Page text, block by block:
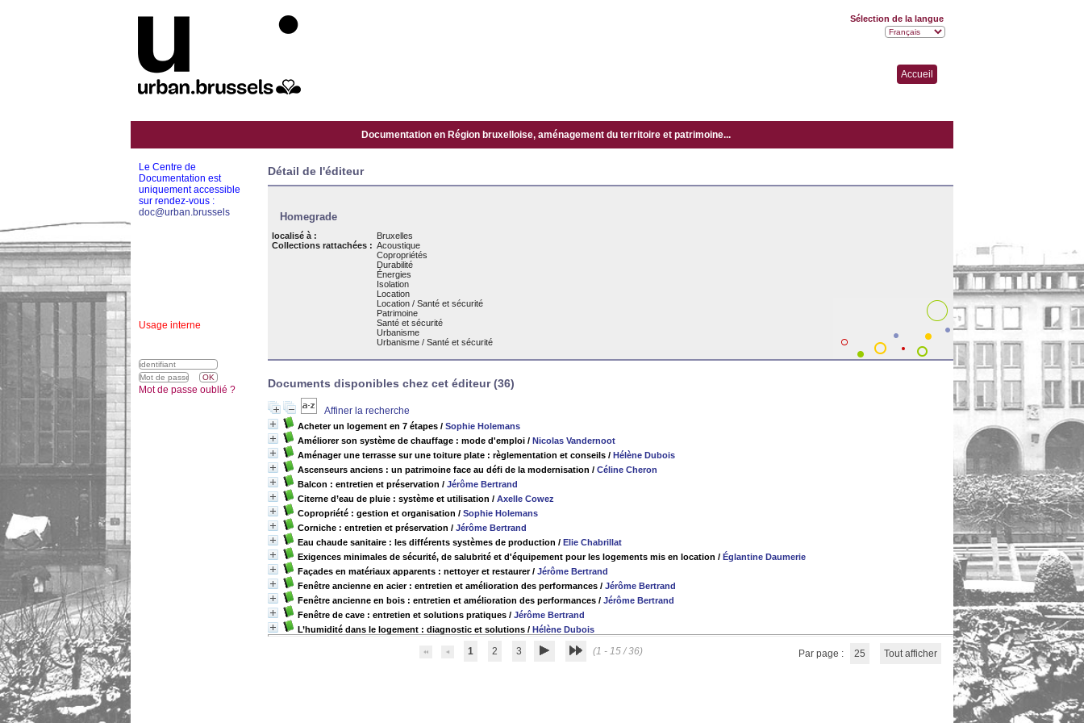
Accueil
Documentation en Région bruxelloise, aménagement du territoire et patrimoine...
Détail de l'éditeur
Homegrade
localisé à :
Bruxelles
Collections rattachées : Acoustique
Copropriétés
Durabilité
Énergies
Isolation
Location
Location / Santé et sécurité
Patrimoine
Santé et sécurité
Urbanisme
Urbanisme / Santé et sécurité
Documents disponibles chez cet éditeur (36)
Affiner la recherche
Acheter un logement en 7 étapes / Sophie Holemans
Améliorer son système de chauffage : mode d'emploi / Nicolas Vandernoot
Aménager une terrasse sur une toiture plate : règlementation et conseils / Hélène Dubois
Ascenseurs anciens : un patrimoine face au défi de la modernisation / Céline Cheron
Balcon : entretien et préservation / Jérôme Bertrand
Citerne d’eau de pluie : système et utilisation / Axelle Cowez
Copropriété : gestion et organisation / Sophie Holemans
Corniche : entretien et préservation / Jérôme Bertrand
Eau chaude sanitaire : les différents systèmes de production / Elie Chabrillat
Exigences minimales de sécurité, de salubrité et d'équipement pour les logements mis en location / Églantine Daumerie
Façades en matériaux apparents : nettoyer et restaurer/ Jérôme Bertrand
Fenêtre ancienne en acier : entretien et amélioration des performances / Jérôme Bertrand
Fenêtre ancienne en bois : entretien et amélioration des performances / Jérôme Bertrand
Fenêtre de cave : entretien et solutions pratiques / Jérôme Bertrand
L’humidité dans le logement : diagnostic et solutions / Hélène Dubois
1 2 3 (1 - 15 / 36) Par page : 25 Tout afficher
Le Centre de
Documentation est
uniquement accessible
sur rendez-vous :
doc@urban.brussels
Usage interne
Sélection de la langue
Mot de passe oublié ?